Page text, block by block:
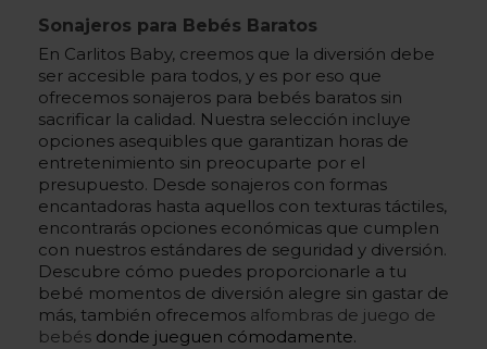
Sonajeros para Bebés Baratos
En Carlitos Baby, creemos que la diversión debe
ser accesible para todos, y es por eso que
ofrecemos sonajeros para bebés baratos sin
sacrificar la calidad. Nuestra selección incluye
opciones asequibles que garantizan horas de
entretenimiento sin preocuparte por el
presupuesto. Desde sonajeros con formas
encantadoras hasta aquellos con texturas táctiles,
encontrarás opciones económicas que cumplen
con nuestros estándares de seguridad y diversión.
Descubre cómo puedes proporcionarle a tu
bebé momentos de diversión alegre sin gastar de
más, también ofrecemos alfombras de juego de
bebés donde jueguen cómodamente.